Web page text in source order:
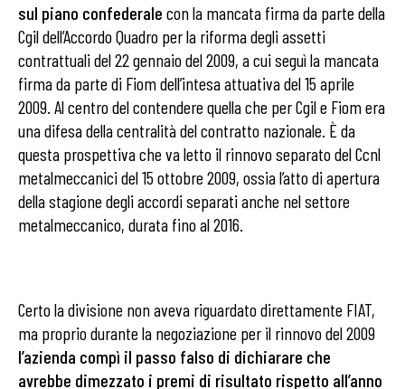
sul piano confederale con la mancata firma da parte della
Cgil dell’Accordo Quadro per la riforma degli assetti
contrattuali del 22 gennaio del 2009, a cui seguì la mancata
firma da parte di Fiom dell’intesa attuativa del 15 aprile
2009. Al centro del contendere quella che per Cgil e Fiom era
una difesa della centralità del contratto nazionale. È da
questa prospettiva che va letto il rinnovo separato del Ccnl
metalmeccanici del 15 ottobre 2009, ossia l’atto di apertura
della stagione degli accordi separati anche nel settore
metalmeccanico, durata fino al 2016.
Certo la divisione non aveva riguardato direttamente FIAT,
ma proprio durante la negoziazione per il rinnovo del 2009
l’azienda compì il passo falso di dichiarare che
avrebbe dimezzato i premi di risultato rispetto all’anno